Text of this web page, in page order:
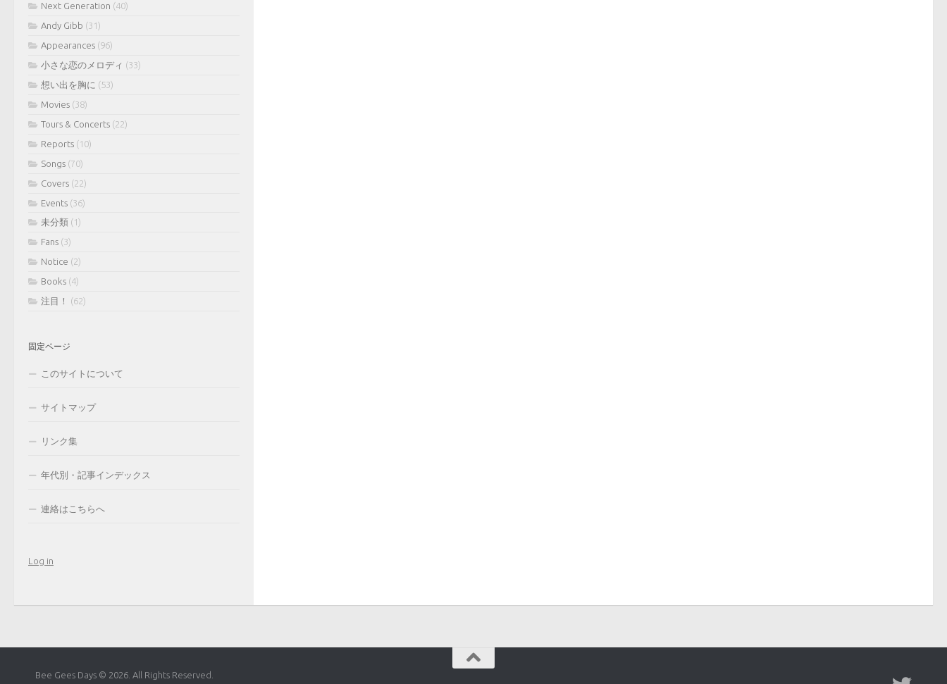
Next Generation (40)
Andy Gibb (31)
Appearances (96)
小さな恋のメロディ (33)
想い出を胸に (53)
Movies (38)
Tours & Concerts (22)
Reports (10)
Songs (70)
Covers (22)
Events (36)
未分類 (1)
Fans (3)
Notice (2)
Books (4)
注目！
(62)
固定ページ
このサイトについて
サイトマップ
リンク集
年代別・記事インデックス
連絡はこちらへ
Log in
Bee Gees Days © 2026. All Rights Reserved.